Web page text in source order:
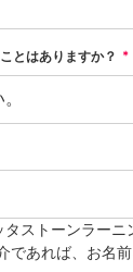
とはありますか？
ストーンラーニ
であれば、お名